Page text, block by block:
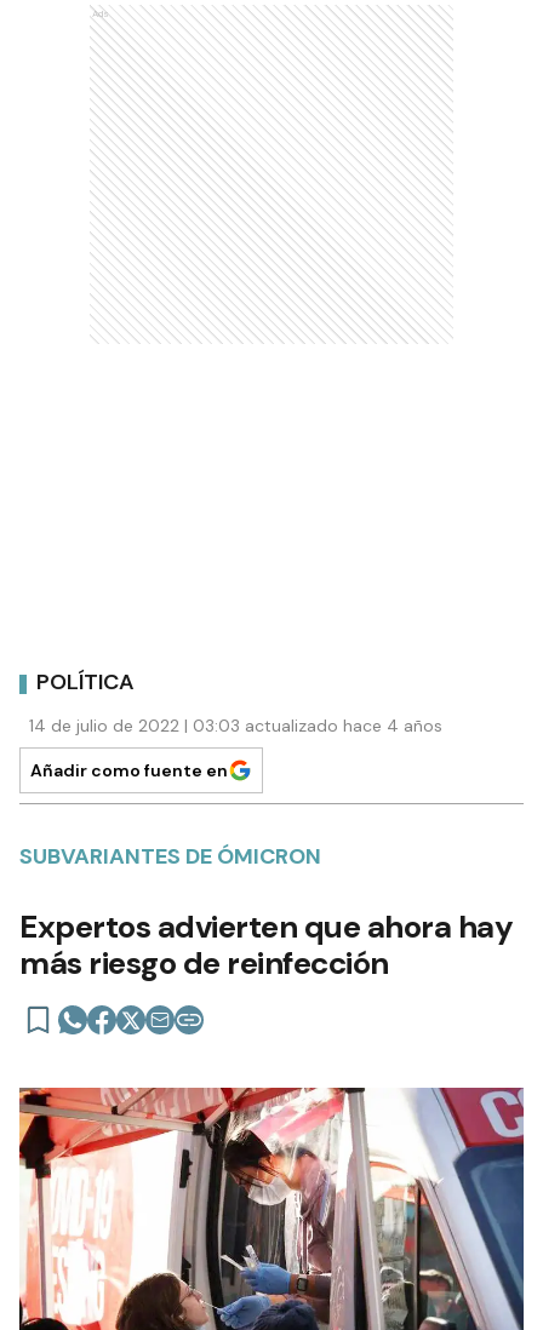
Ads
POLÍTICA
14 de julio de 2022 | 03:03 actualizado hace 4 años
Añadir como fuente en
SUBVARIANTES DE ÓMICRON
Expertos advierten que ahora hay
más riesgo de reinfección